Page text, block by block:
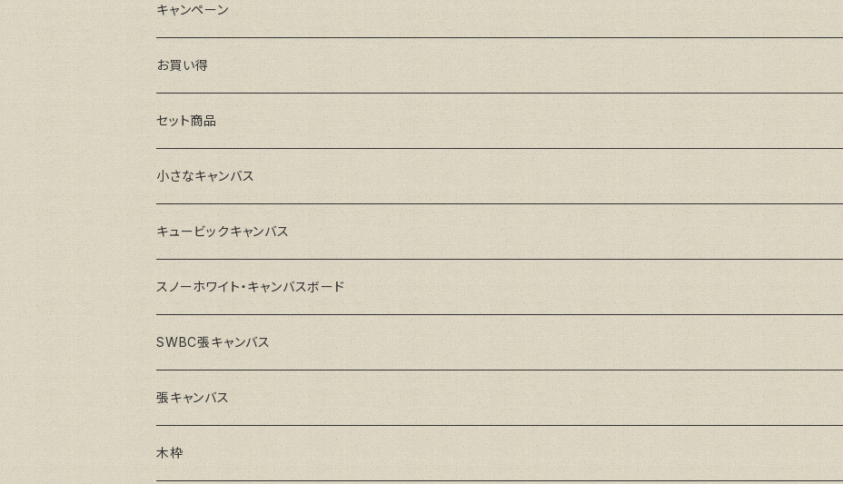
キャンペーン
お買い得
セット商品
小さなキャンバス
キュービックキャンバス
スノーホワイト・キャンバスボード
SWBC張キャンバス
張キャンバス
GAERA F(中細目)
木枠